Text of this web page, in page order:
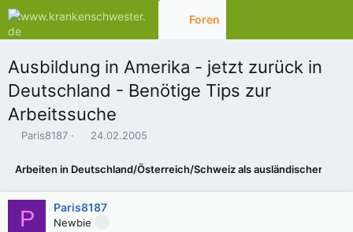
Foren
Ausbildung in Amerika - jetzt zurück in
Deutschland - Benötige Tips zur
Arbeitssuche
E
t
e
Paris8187
E
t
e
l
l
24.02.2005
Arbeiten in Deutschland/Österreich/Schweiz als ausländischer
P Paris8187
Newbie